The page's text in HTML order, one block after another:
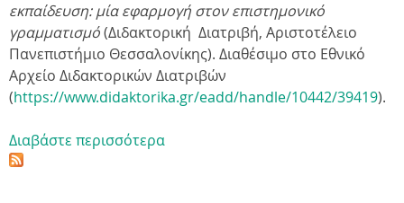
εκπαίδευση: μία εφαρμογή στον επιστημονικό
γραμματισμό(Διδακτορική Διατριβή, Αριστοτέλειο
Πανεπιστήμιο Θεσσαλονίκης). Διαθέσιμο στο Εθνικό
Αρχείο Διδακτορικών Διατριβών
(https://www.didaktorika.gr/eadd/handle/10442/39419).
Διαβάστε περισσότερα